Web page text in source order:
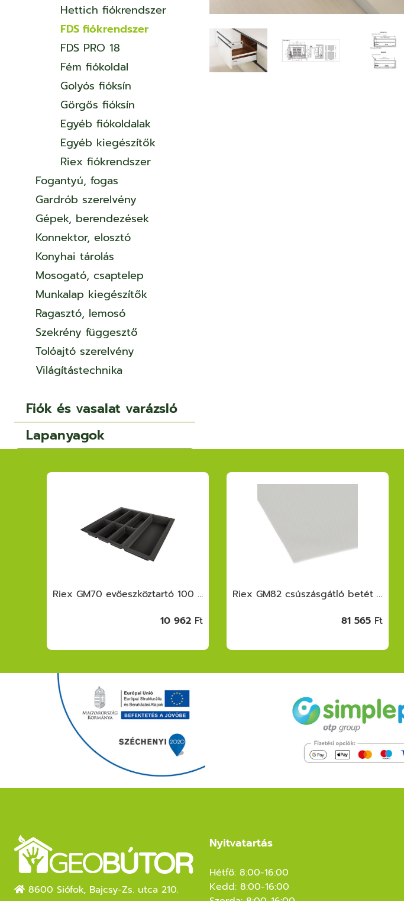
Hettich fiókrendszer
FDS fiókrendszer
FDS PRO 18
Fém fiókoldal
Golyós fióksín
Görgős fióksín
Egyéb fiókoldalak
Egyéb kiegészítők
Riex fiókrendszer
Fogantyú, fogas
Gardrób szerelvény
Gépek, berendezések
Konnektor, elosztó
Konyhai tárolás
Mosogató, csaptelep
Munkalap kiegészítők
Ragasztó, lemosó
Szekrény függesztő
Tolóajtó szerelvény
Világítástechnika
Fiók és vasalat varázsló
Lapanyagok
Riex GM70 evőeszköztartó 100 (922x474), Globe softTouch, szürke
10 962 Ft
Riex GM82 csúszásgátló betét 600 mm, 10 m tekercs, vastagság 1.2 mm, Solid SoftG rip, fehér
81 565 Ft
8600 Siófok, Bajcsy-Zs. utca 210.
Nyitvatartás
Hétfő: 8:00-16:00
Kedd: 8:00-16:00